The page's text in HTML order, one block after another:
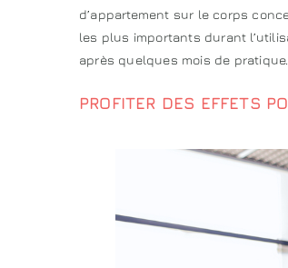
d’appartement sur le corps
les plus importants durant
après quelques mois de
PROFITER DES EFFETS